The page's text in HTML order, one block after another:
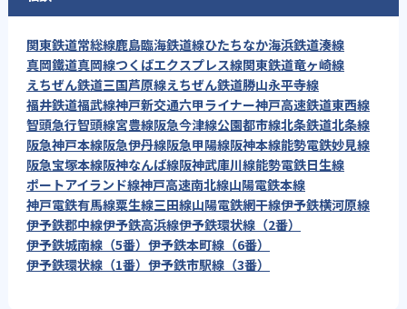
関東鉄道常総線鹿島臨海鉄道線ひたちなか海浜鉄道湊線
真岡鐵道真岡線つくばエクスプレス線関東鉄道竜ヶ崎線
えちぜん鉄道三国芦原線えちぜん鉄道勝山永平寺線
福井鉄道福武線神戸新交通六甲ライナー神戸高速鉄道東西線
智頭急行智頭線宮豊線阪急今津線公園都市線北条鉄道北条線
阪急神戸本線阪急伊丹線阪急甲陽線阪神本線能勢電鉄妙見線
阪急宝塚本線阪神なんば線阪神武庫川線能勢電鉄日生線
ポートアイランド線神戸高速南北線山陽電鉄本線
神戸電鉄有馬線粟生線三田線山陽電鉄網干線伊予鉄横河原線
伊予鉄郡中線伊予鉄高浜線伊予鉄環状線（2番）
伊予鉄城南線（5番） 伊予鉄本町線（6番）
伊予鉄環状線（1番） 伊予鉄市駅線（3番）